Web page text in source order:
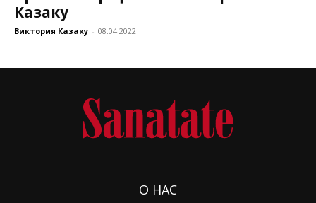
Казаку
Виктория Казаку - 08.04.2022
О НАС